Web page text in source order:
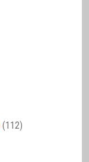
(112)